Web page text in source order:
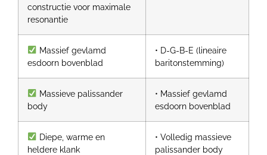
constructie voor maximale
resonantie
Massief gevlamd
esdoorn bovenblad
• D-G-B-E (lineaire
baritonstemming)
Massieve palissander
body
• Massief gevlamd
esdoorn bovenblad
Diepe, warme en
heldere klank
• Volledig massieve
palissander body